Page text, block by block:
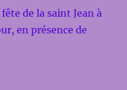
de la saint Jean à
en présence de